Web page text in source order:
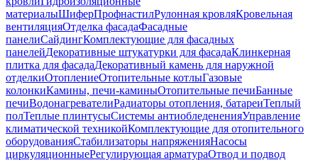
материалыШиферПрофнастилРулонная кровляКровельная
вентиляцияОтделка фасадаФасадные
панелиСайдингКомплектующие для фасадных
панелейДекоративные штукатурки для фасадаКлинкерная
плитка для фасадаДекоративный камень для наружной
отделкиОтоплениеОтопительные котлыГазовые
колонкиКамины, печи-каминыОтопительные печиБанные
печиВодонагревателиРадиаторы отопления, батареиТеплый
полТеплые плинтусыСистемы антиобледененияУправление
климатической техникойКомплектующие для отопительного
оборудованияСтабилизаторы напряженияНасосы
циркуляционныеРегулирующая арматураОтвод и подвод